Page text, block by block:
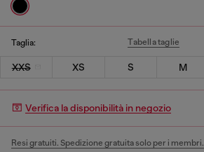
Taglia: Tabella taglie
XXS XS S M
Verifica la disponibilità in negozio
Resi gratuiti. Spedizione gratuita solo per i membri.